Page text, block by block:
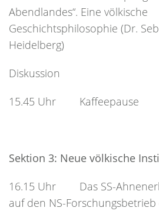
Abendlandes“. Eine völkische
Geschichtsphilosophie (Dr.
Heidelberg)
Diskussion
15.45 Uhr Kaffeepause
Sektion 3: Neue völkische
16.15 Uhr Das SS-
auf den NS-Forschungsbetrieb